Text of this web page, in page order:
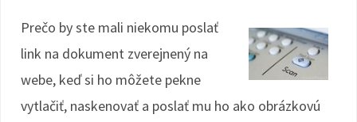
o
o
b
e
Prečo by ste mali niekomu poslať
link na dokument zverejnený na
webe, keď si ho môžete pekne
vytlačiť, naskenovať a poslať mu ho ako obrázkovú